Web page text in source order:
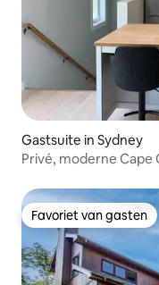
Gastsuite in Sydney
Privé, moderne Cape
Favoriet van gasten
Favoriet van gasten